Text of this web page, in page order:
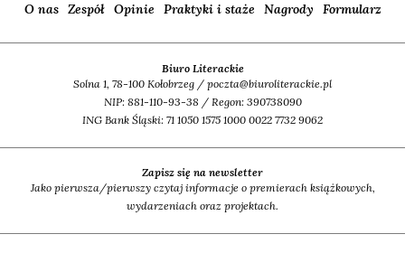
O nas Zespół Opinie Praktyki i staże Nagrody Formularz
Biuro Literackie
Solna 1, 78-100 Kołobrzeg / poczta@biuroliterackie.pl
NIP: 881-110-93-38 / Regon: 390738090
ING Bank Śląski: 71 1050 1575 1000 0022 7732 9062
Zapisz się na newsletter
Jako pierwsza/pierwszy czytaj informacje o premierach książkowych,
wydarzeniach oraz projektach.